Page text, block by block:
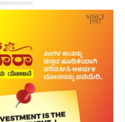
Advertisement